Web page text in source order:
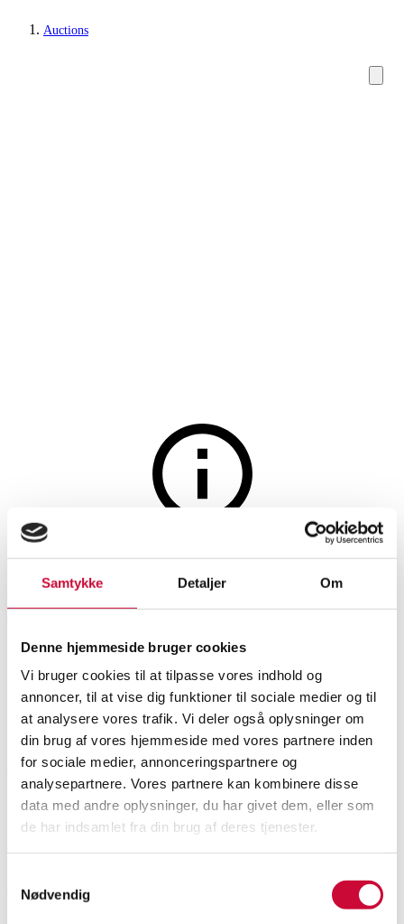
Samtykke Detaljer Om
Denne hjemmeside bruger cookies
Vi bruger cookies til at tilpasse vores indhold og
annoncer, til at vise dig funktioner til sociale medier og til
at analysere vores trafik. Vi deler også oplysninger om
din brug af vores hjemmeside med vores partnere inden
for sociale medier, annonceringspartnere og
analysepartnere. Vores partnere kan kombinere disse
data med andre oplysninger, du har givet dem, eller som
de har indsamlet fra din brug af deres tjenester.
Nødvendig
Auctions
Bracelets
A diamond bracelet of 18k
ct. Length 18 cm.
SHOWROOM
Hørsholm
ESTIMATE
DKK 60,000
ITEM NUMBER
6578462
Description
diamonds, totalling approx. 6.50 ct. Colour: Top Wesselton-Wesselton (G-
H). Clarity: VS-SI. Width 3.5 mm. Length 18 cm.